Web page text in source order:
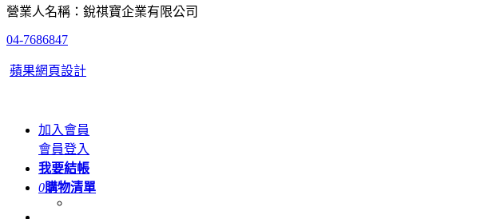
營業人名稱：銳祺寶企業有限公司
04-7686847
蘋果網頁設計
加入會員
會員登入
我要結帳
0購物清單